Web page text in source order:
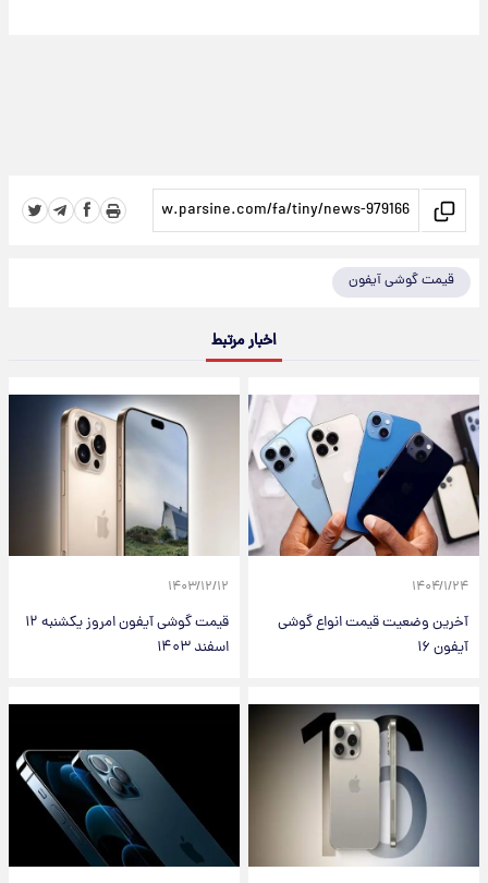
قیمت گوشی آیفون
اخبار مرتبط
۱۴۰۴/۱/۲۴
آخرین وضعیت قیمت انواع گوشی
آیفون ۱۶
۱۴۰۳/۱۲/۱۲
قیمت گوشی آیفون امروز یکشنبه ۱۲
اسفند ۱۴۰۳